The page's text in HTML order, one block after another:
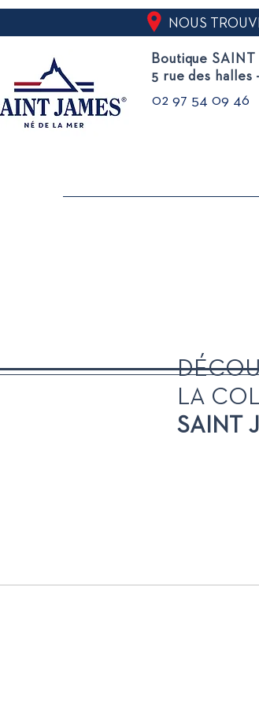
NOUS
Boutique SAINT
5 rue des halles
02 97 54 09 46
LA
SAINT